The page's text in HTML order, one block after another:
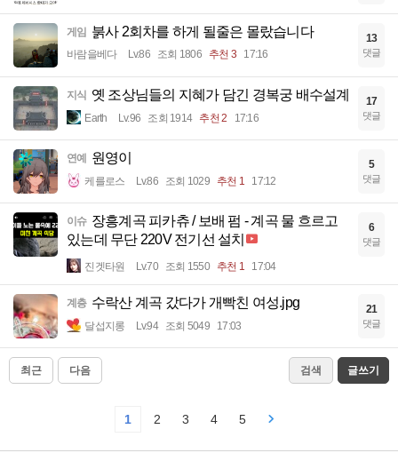
게임 붉사 2회차를 하게 될줄은 몰랐습니다
바람을베다 Lv.86 조회 1806 추천 3 17:16
13
댓글
지식 옛 조상님들의 지혜가 담긴 경복궁 배수설계
Earth Lv.96 조회 1914 추천 2 17:16
17
댓글
연예 원영이
케를로스 Lv.86 조회 1029 추천 1 17:12
5
댓글
이슈 장흥계곡 피카츄 / 보배 펌 - 계곡 물 흐르고
있는데 무단 220V 전기선 설치
진겟타원 Lv.70 조회 1550 추천 1 17:04
6
댓글
계층 수락산 계곡 갔다가 개빡친 여성.jpg
달섭지롱 Lv.94 조회 5049 17:03
21
댓글
최근 다음 검색 글쓰기
1 2 3 4 5